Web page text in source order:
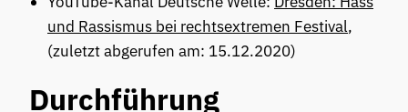
und Rassismus bei rechtsextremen Festival,
(zuletzt abgerufen am: 15.12.2020)
Durchführung